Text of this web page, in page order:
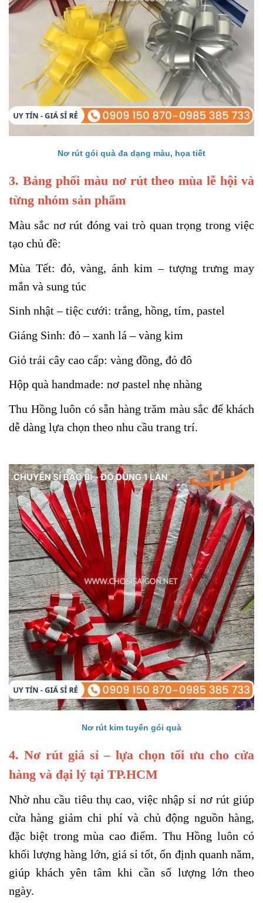
Nơ rút gói quà đa dạng màu, họa tiết
3. Bảng phối màu nơ rút theo mùa lễ hội và
từng nhóm sản phẩm
Màu sắc nơ rút đóng vai trò quan trọng trong việc
tạo chủ đề:
Mùa Tết: đỏ, vàng, ánh kim – tượng trưng may
mắn và sung túc
Sinh nhật – tiệc cưới: trắng, hồng, tím, pastel
Giáng Sinh: đỏ – xanh lá – vàng kim
Giỏ trái cây cao cấp: vàng đồng, đỏ đô
Hộp quà handmade: nơ pastel nhẹ nhàng
Thu Hồng luôn có sẵn hàng trăm màu sắc để khách
dễ dàng lựa chọn theo nhu cầu trang trí.
Nơ rút kim tuyến gói quà
4. Nơ rút giá sỉ – lựa chọn tối ưu cho cửa
hàng và đại lý tại TP.HCM
Nhờ nhu cầu tiêu thụ cao, việc nhập sỉ nơ rút giúp
cửa hàng giảm chi phí và chủ động nguồn hàng,
đặc biệt trong mùa cao điểm. Thu Hồng luôn có
khối lượng hàng lớn, giá sỉ tốt, ổn định quanh năm,
giúp khách yên tâm khi cần số lượng lớn theo
ngày.